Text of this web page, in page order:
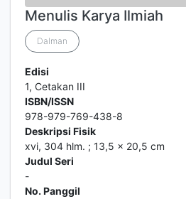
Menulis Karya Ilmiah
Dalman
Edisi
1, Cetakan III
ISBN/ISSN
978-979-769-438-8
Deskripsi Fisik
xvi, 304 hlm. ; 13,5 x 20,5 cm
Judul Seri
-
No. Panggil